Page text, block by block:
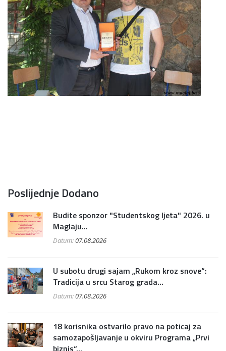
Poslijednje Dodano
Budite sponzor "Studentskog ljeta" 2026. u
Maglaju...
Datum:07.08.2026
U subotu drugi sajam „Rukom kroz snove“:
Tradicija u srcu Starog grada...
Datum:07.08.2026
18 korisnika ostvarilo pravo na poticaj za
samozapošljavanje u okviru Programa „Prvi
biznis“...